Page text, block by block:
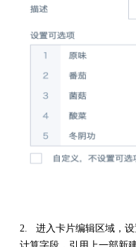
2. 进入卡片编辑区域，设